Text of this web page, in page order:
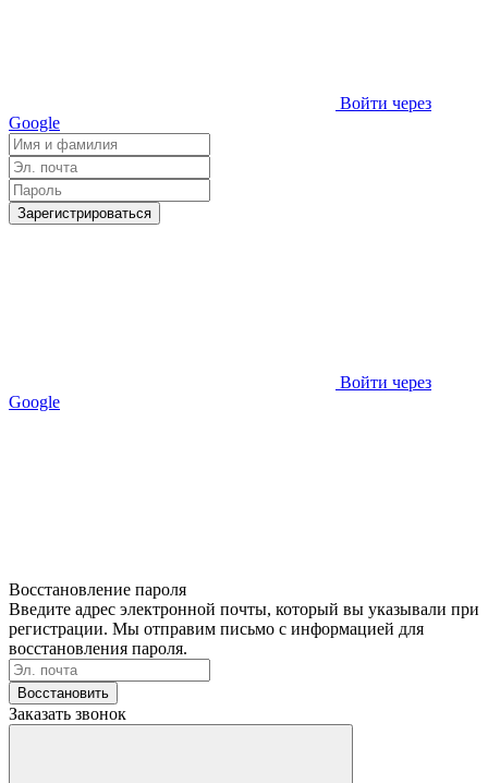
Войти через
Google
Зарегистрироваться
Войти через
Google
Восстановление пароля
Введите адрес электронной почты, который вы указывали при
регистрации. Мы отправим письмо с информацией для
восстановления пароля.
Восстановить
Заказать звонок